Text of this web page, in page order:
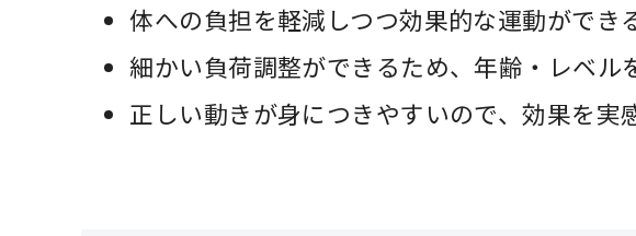
体への負担を軽減しつつ効果的な運動ができ
細かい負荷調整ができるため、年齢・レベル
正しい動きが身につきやすいので、効果を実